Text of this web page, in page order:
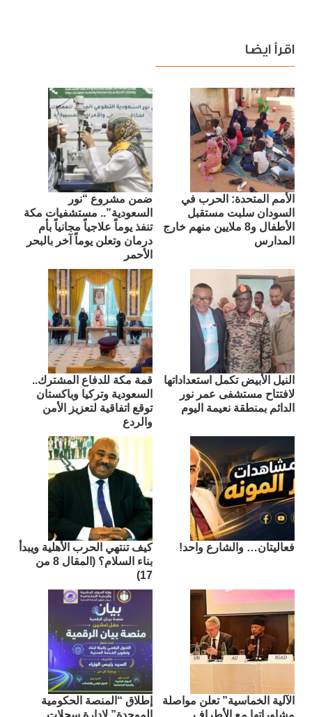
اقرأ ايضا
الأمم المتحدة: الحرب في
السودان سلبت مستقبل
الأطفال و8 ملايين منهم خارج
المدارس
ضمن مشروع “نور
السعودية”.. مستشفيات مكة
تنفذ يوماً علاجياً مجانياً بأم
درمان وتعلن يوماً آخر بالبحر
الأحمر
النيل الأبيض تكمل استعداداتها
لافتتاح مستشفى عمر نور
الدائم بمنطقة نعيمة اليوم
قمة مكة للدفاع المشترك..
السعودية وتركيا وباكستان
توقع اتفاقية لتعزيز الأمن
والردع
فعاليتان… والشارع واحد!
كيف تنتهي الحرب الأهلية ويبدأ
بناء السلام؟ (المقال 8 من
17)
الآلية الخماسية” تعلن مواصلة
مشاوراتها مع الأطراف
إطلاق “المنصة الحكومية
الموحدة” لإدارة سجلات